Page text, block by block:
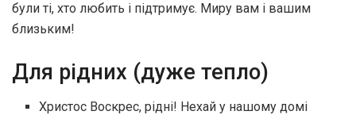
були ті, хто любить і підтримує. Миру вам і вашим
близьким!
Для рідних (дуже тепло)
Христос Воскрес, рідні! Нехай у нашому домі